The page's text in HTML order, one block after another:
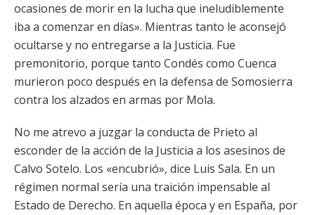
ocasiones de morir en la lucha que ineludiblemente
iba a comenzar en días». Mientras tanto le aconsejó
ocultarse y no entregarse a la Justicia. Fue
premonitorio, porque tanto Condés como Cuenca
murieron poco después en la defensa de Somosierra
contra los alzados en armas por Mola.
No me atrevo a juzgar la conducta de Prieto al
esconder de la acción de la Justicia a los asesinos de
Calvo Sotelo. Los «encubrió», dice Luis Sala. En un
régimen normal sería una traición impensable al
Estado de Derecho. En aquella época y en España, por